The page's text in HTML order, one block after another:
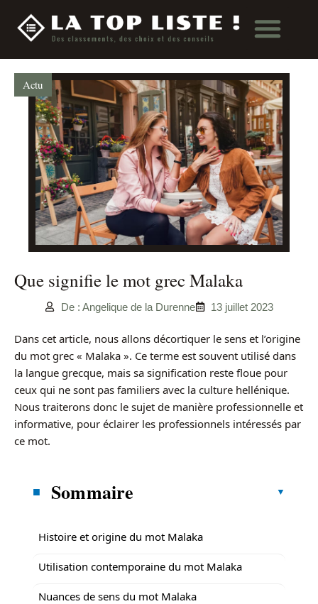
Actu
Que signifie le mot grec Malaka
De : Angelique de la Durenne 13 juillet 2023
Dans cet article, nous allons décortiquer le sens et l’origine
du mot grec « Malaka ». Ce terme est souvent utilisé dans
la langue grecque, mais sa signification reste floue pour
ceux qui ne sont pas familiers avec la culture hellénique.
Nous traiterons donc le sujet de manière professionnelle et
informative, pour éclairer les professionnels intéressés par
ce mot.
Sommaire
Histoire et origine du mot Malaka
Utilisation contemporaine du mot Malaka
Nuances de sens du mot Malaka